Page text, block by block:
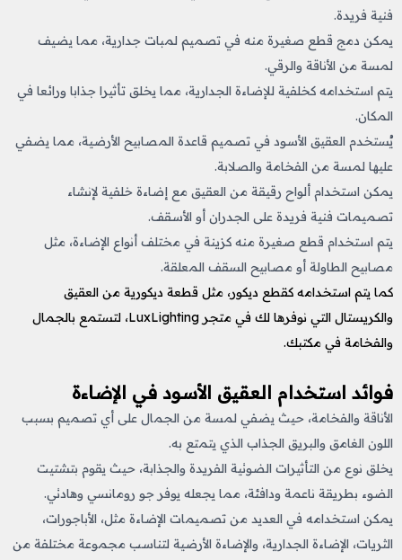
فنية فريدة.
يمكن دمج قطع صغيرة منه في تصميم لمبات جدارية، مما يضيف
لمسة من الأناقة والرقي.
يتم استخدامه كخلفية للإضاءة الجدارية، مما يخلق تأثيرا جذابا ورائعا في
المكان.
يُستخدم العقيق الأسود في تصميم قاعدة المصابيح الأرضية، مما يضفي
عليها لمسة من الفخامة والصلابة.
يمكن استخدام ألواح رقيقة من العقيق مع إضاءة خلفية لإنشاء
تصميمات فنية فريدة على الجدران أو الأسقف.
يتم استخدام قطع صغيرة منه كزينة في مختلف أنواع الإضاءة، مثل
مصابيح الطاولة أو مصابيح السقف المعلقة.
كما يتم استخدامه كقطع ديكور، مثل قطعة ديكورية من العقيق
والكريستال التي نوفرها لك في متجر LuxLighting، لتستمع بالجمال
والفخامة في مكتبك.
فوائد استخدام العقيق الأسود في الإضاءة
الأناقة والفخامة، حيث يضفي لمسة من الجمال على أي تصميم بسبب
اللون الغامق والبريق الجذاب الذي يتمتع به.
يخلق نوع من التأثيرات الضوئية الفريدة والجذابة، حيث يقوم بتشتيت
الضوء بطريقة ناعمة ودافئة، مما يجعله يوفر جو رومانسي وهادئي.
يمكن استخدامه في العديد من تصميمات الإضاءة مثل، الأباجورات،
الثريات، الإضاءة الجدارية، والإضاءة الأرضية لتناسب مجموعة مختلفة من